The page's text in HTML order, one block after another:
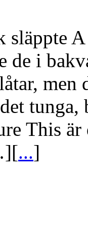
släppte
de i
men
This är
...]